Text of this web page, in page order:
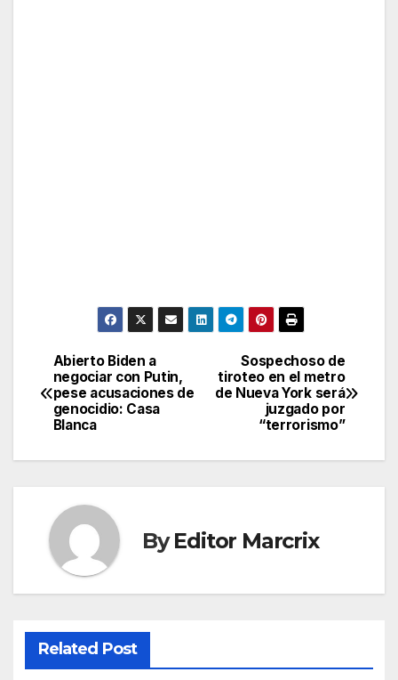
Post
navigation
Sospechoso de
tiroteo en el metro
de Nueva York será
juzgado por
“terrorismo”
Abierto Biden a
negociar con Putin,
pese acusaciones de
genocidio: Casa
Blanca
ByEditor Marcrix
Related Post